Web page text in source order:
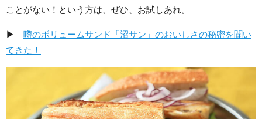
ことがない！という方は、ぜひ、お試しあれ。
▶ 噂のボリュームサンド「沼サン」のおいしさの秘密を聞い
てきた！